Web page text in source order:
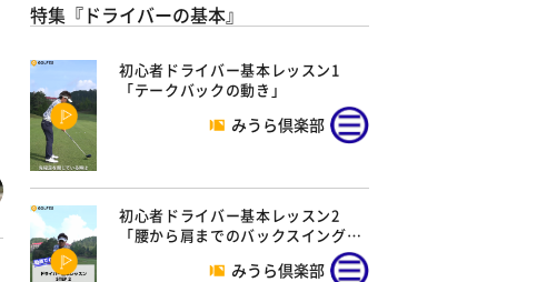
特集『ドライバーの基本』
初心者ドライバー基本レッスン1
「テークバックの動き」
みうら倶楽部
初心者ドライバー基本レッスン2
「腰から肩までのバックスイング…
みうら倶楽部